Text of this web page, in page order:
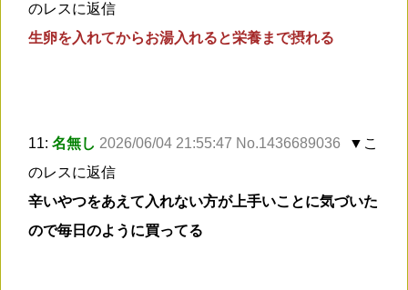
のレスに返信
生卵を入れてからお湯入れると栄養まで摂れる
11: 名無し 2026/06/04 21:55:47 No.1436689036
▼こ
のレスに返信
辛いやつをあえて入れない方が上手いことに気づいた
ので毎日のように買ってる